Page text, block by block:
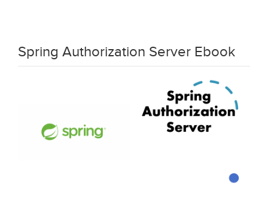
Spring Authorization Server Ebook